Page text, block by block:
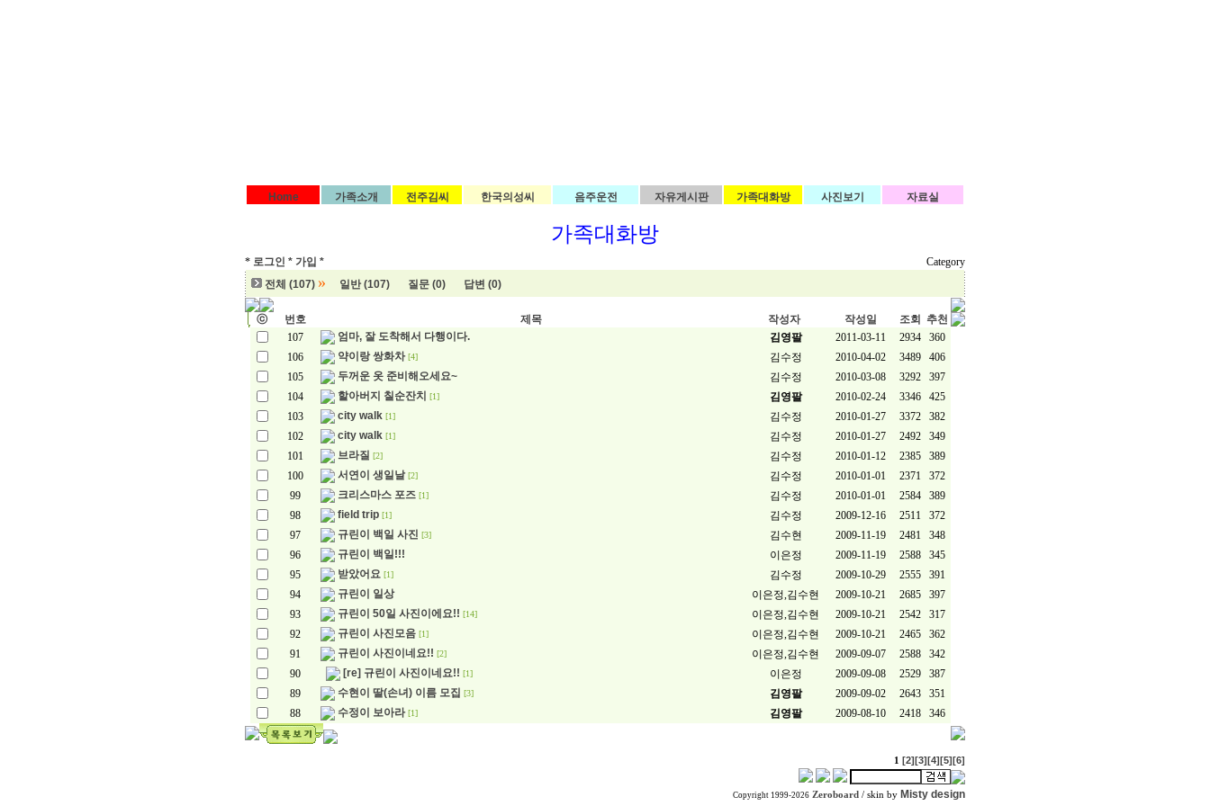
Home 가족소개 전주김씨 한국의성씨 음주운전 자유게시판 가족대화방 사진보기 자료실
가족대화방
* 로그인 * 가입 *
Category
전체 (107) » 일반 (107) 질문 (0) 답변 (0)
ⓒ 번호 제목 작성자 작성일 조회
추천
107
엄마, 잘 도착해서 다행이다. 김영팔 2011-03-11 2934
360
106
약이랑 쌍화차 [4] 김수정 2010-04-02 3489
406
105
두꺼운 옷 준비해오세요~ 김수정 2010-03-08 3292
397
104
할아버지 칠순잔치 [1] 김영팔 2010-02-24 3346
425
103
city walk [1] 김수정 2010-01-27 3372
382
102
city walk [1] 김수정 2010-01-27 2492
349
101
브라질 [2] 김수정 2010-01-12 2385
389
100
서연이 생일날 [2] 김수정 2010-01-01 2371
372
99
크리스마스 포즈 [1] 김수정 2010-01-01 2584
389
98
field trip [1] 김수정 2009-12-16 2511
372
97
규린이 백일 사진 [3] 김수현 2009-11-19 2481
348
96
규린이 백일!!! 이은정 2009-11-19 2588
345
95
받았어요 [1] 김수정 2009-10-29 2555
391
94
규린이 일상 이은정,김수현 2009-10-21 2685
397
93
규린이 50일 사진이에요!! [14] 이은정,김수현 2009-10-21 2542
317
92
규린이 사진모음 [1] 이은정,김수현 2009-10-21 2465
362
91
규린이 사진이네요!! [2] 이은정,김수현 2009-09-07 2588
342
90
[re] 규린이 사진이네요!! [1] 이은정 2009-09-08 2529
387
89
수현이 딸(손녀) 이름 모집 [3] 김영팔 2009-09-02 2643
351
88
수정이 보아라 [1] 김영팔 2009-08-10 2418 346
1 [2][3][4][5][6]
Copyright 1999-2026 Zeroboard / skin by Misty design